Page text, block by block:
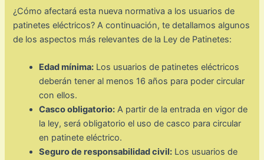
¿Cómo afectará esta nueva normativa a los usuarios de
patinetes eléctricos? A continuación, te detallamos algunos
de los aspectos más relevantes de la Ley de Patinetes:
Edad mínima: Los usuarios de patinetes eléctricos
deberán tener al menos 16 años para poder circular
con ellos.
Casco obligatorio: A partir de la entrada en vigor de
la ley, será obligatorio el uso de casco para circular
en patinete eléctrico.
Seguro de responsabilidad civil: Los usuarios de